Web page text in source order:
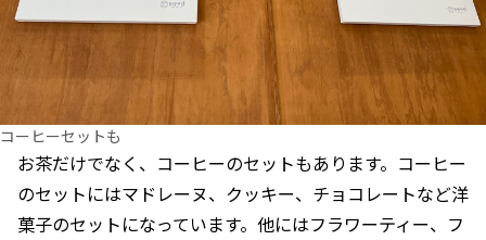
コーヒーセットも
お茶だけでなく、コーヒーのセットもあります。コーヒー
のセットにはマドレーヌ、クッキー、チョコレートなど洋
菓子のセットになっています。他にはフラワーティー、フ